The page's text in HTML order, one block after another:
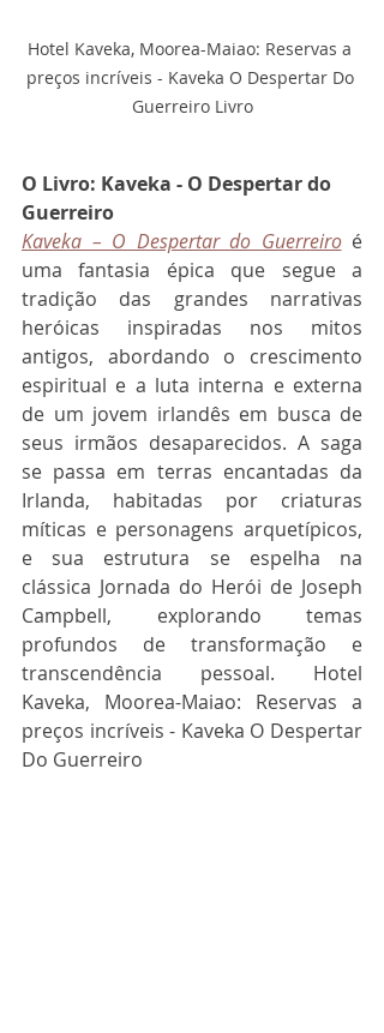
Hotel Kaveka, Moorea-Maiao: Reservas a
preços incríveis - Kaveka O Despertar Do
Guerreiro Livro
O Livro: Kaveka - O Despertar do
Guerreiro
Kaveka – O Despertar do Guerreiro é
uma fantasia épica que segue a
tradição das grandes narrativas
heróicas inspiradas nos mitos
antigos, abordando o crescimento
espiritual e a luta interna e externa
de um jovem irlandês em busca de
seus irmãos desaparecidos. A saga
se passa em terras encantadas da
Irlanda, habitadas por criaturas
míticas e personagens arquetípicos,
e sua estrutura se espelha na
clássica Jornada do Herói de Joseph
Campbell, explorando temas
profundos de transformação e
transcendência pessoal. Hotel
Kaveka, Moorea-Maiao: Reservas a
preços incríveis - Kaveka O Despertar
Do Guerreiro